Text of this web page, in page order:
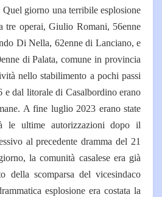
Quel giorno una terribile esplosione
tre operai, Giulio Romani, 56enne
Di Nella, 62enne di Lanciano, e
di Palata, comune in provincia
nello stabilimento a pochi passi
e dal litorale di Casalbordino erano
A fine luglio 2023 erano state
le ultime autorizzazioni dopo il
al precedente dramma del 21
la comunità casalese era già
della scomparsa del vicesindaco
esplosione era costata la